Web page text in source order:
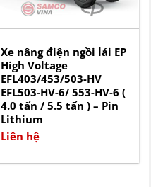
Xe nâng điện ngồi lái EP
High Voltage
EFL403/453/503-HV
EFL503-HV-6/ 553-HV-6 (
4.0 tấn / 5.5 tấn ) – Pin
Lithium
Liên hệ